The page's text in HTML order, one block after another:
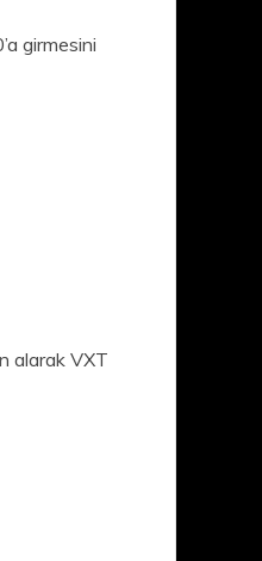
girmesini
alarak VXT